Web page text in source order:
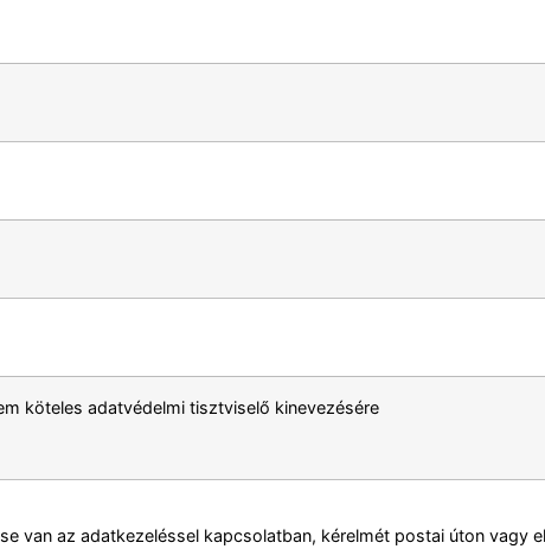
köteles adatvédelmi tisztviselő kinevezésére
van az adatkezeléssel kapcsolatban, kérelmét postai úton vagy